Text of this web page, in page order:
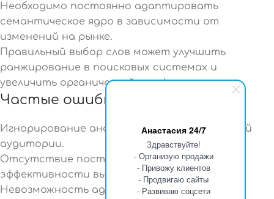
Анастасия 24/7
Здравствуйте!
- Организую продажи
- Привожу клиентов
- Продвигаю сайты
- Развиваю соцсети
Необходимо постоянно адаптировать
семантическое ядро в зависимости от
изменений на рынке.
Правильный выбор слов может улучшить
ранжирование в поисковых системах и
увеличить органический трафик.
Частые ошибки пользователей
Игнорирование анализа требований целевой
аудитории.
Отсутствие постоянного мониторинга
эффективности выбранных слов.
Невозможность адаптации к изменениям в